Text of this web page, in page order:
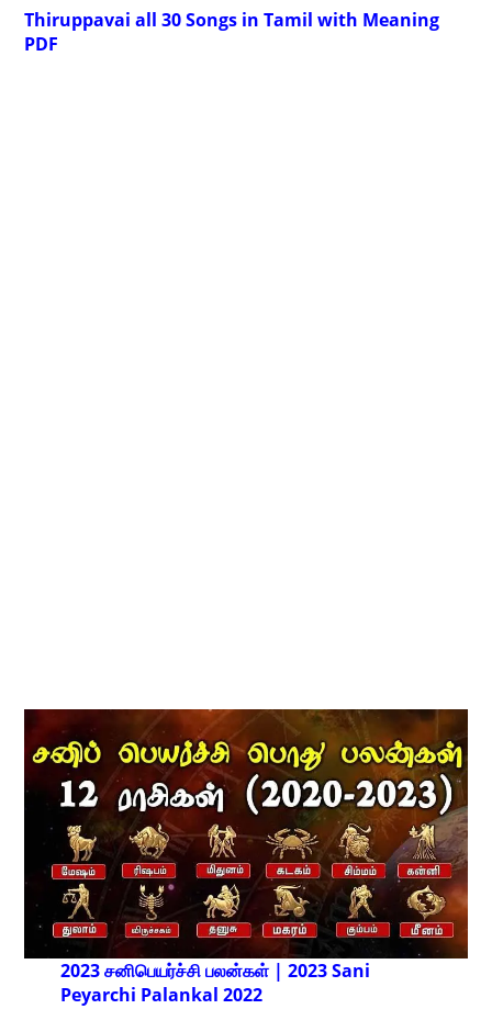
Thiruppavai all 30 Songs in Tamil with Meaning
PDF
2023 சனிபெயர்ச்சி பலன்கள் | 2023 Sani
Peyarchi Palankal 2022